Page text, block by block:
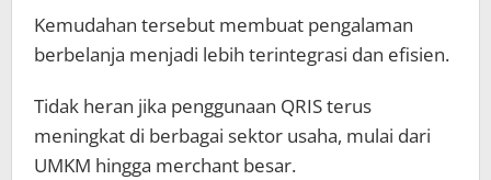
Kemudahan tersebut membuat pengalaman
berbelanja menjadi lebih terintegrasi dan efisien.
Tidak heran jika penggunaan QRIS terus
meningkat di berbagai sektor usaha, mulai dari
UMKM hingga merchant besar.